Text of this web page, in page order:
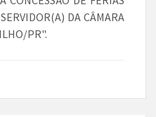
DA CÂMARA
PR".